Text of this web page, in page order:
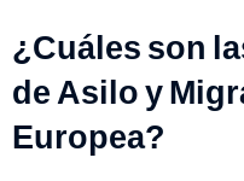
¿Cuáles son
de Asilo y
Europea?